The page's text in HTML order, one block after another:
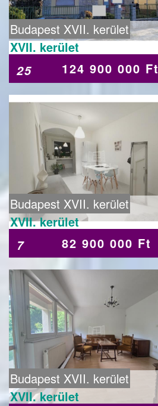
Budapest XVII. kerület
XVII. kerület
25 124 900 000 Ft
Budapest XVII. kerület
XVII. kerület
7 82 900 000 Ft
Budapest XVII. kerület
XVII. kerület